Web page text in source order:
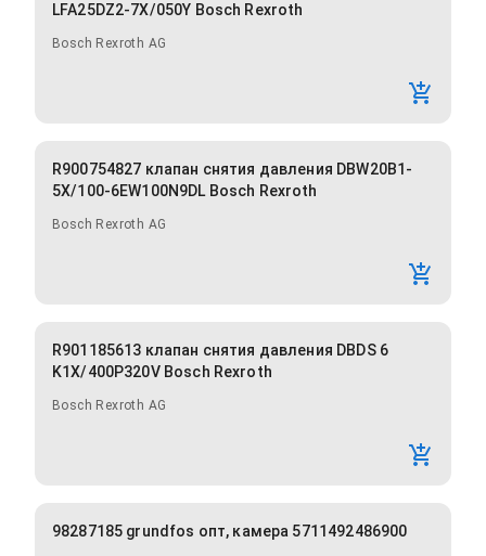
LFA25DZ2-7X/050Y Bosch Rexroth
Bosch Rexroth AG
R900754827 клапан снятия давления DBW20B1-
5X/100-6EW100N9DL Bosch Rexroth
Bosch Rexroth AG
R901185613 клапан снятия давления DBDS 6
K1X/400P320V Bosch Rexroth
Bosch Rexroth AG
98287185 grundfos опт, камера 5711492486900